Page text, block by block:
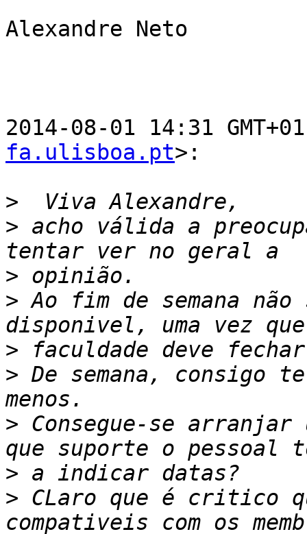
Alexandre Neto
2014-08-01 14:31
fa.ulisboa.pt>:
>
> acho válida a
>
> Ao fim de semana
>
> De semana, consigo
> Consegue-se
>
> CLaro que é critico